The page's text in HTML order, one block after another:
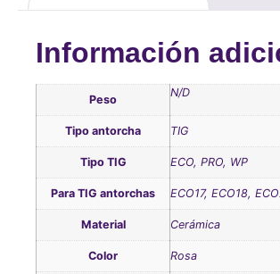
Información
Peso
N/D
Tipo antorcha TIG
Tipo TIG ECO, PRO, WP
Para TIG antorchas ECO17, ECO18,
Material Cerámica
Color Rosa